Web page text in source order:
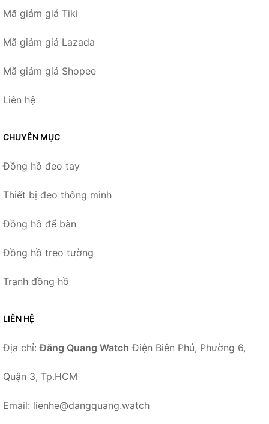
Mã giảm giá Tiki
Mã giảm giá Lazada
Mã giảm giá Shopee
Liên hệ
CHUYÊN MỤC
Đồng hồ đeo tay
Thiết bị đeo thông minh
Đồng hồ để bàn
Đồng hồ treo tường
Tranh đồng hồ
LIÊN HỆ
Địa chỉ:Đăng Quang Watch Điện Biên Phủ, Phường 6,
Quận 3, Tp.HCM
Email: lienhe@dangquang.watch